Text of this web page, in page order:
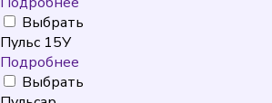
Выбрать
Пульс 15У
Подробнее
Выбрать